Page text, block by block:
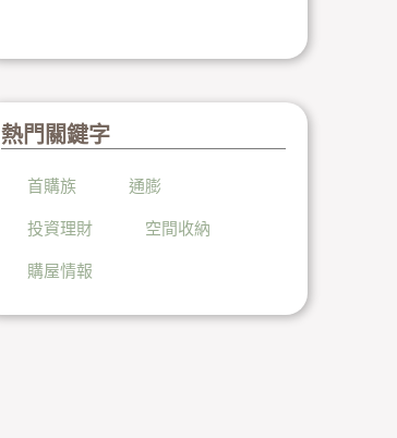
熱門關鍵字
首購族 通膨
投資理財 空間收納
購屋情報